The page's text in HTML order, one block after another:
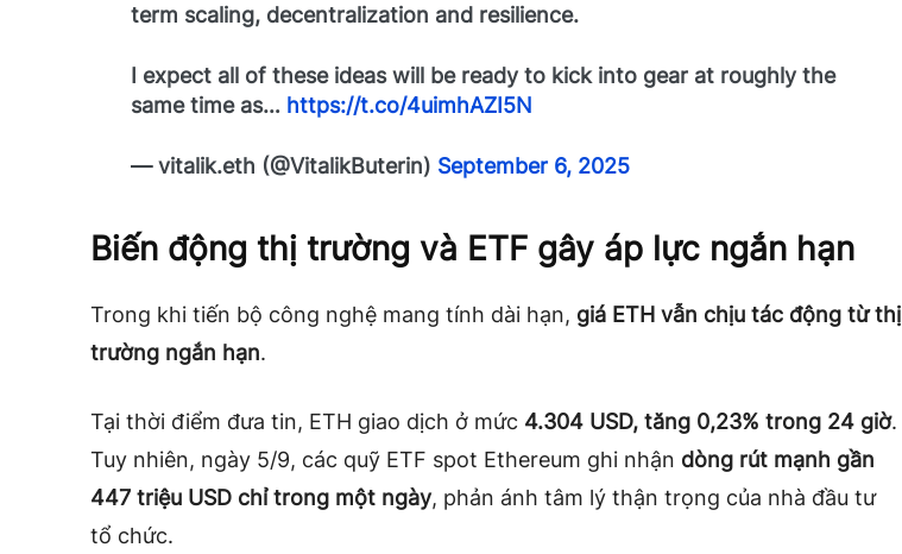
term scaling, decentralization and resilience.
I expect all of these ideas will be ready to kick into gear at roughly the
same time as… https://t.co/4uimhAZI5N
— vitalik.eth (@VitalikButerin) September 6, 2025
Biến động thị trường và ETF gây áp lực ngắn hạn
Trong khi tiến bộ công nghệ mang tính dài hạn, giá ETH vẫn chịu tác động từ thị
trường ngắn hạn.
Tại thời điểm đưa tin, ETH giao dịch ở mức 4.304 USD, tăng 0,23% trong 24 giờ.
Tuy nhiên, ngày 5/9, các quỹ ETF spot Ethereum ghi nhận dòng rút mạnh gần
447 triệu USD chỉ trong một ngày, phản ánh tâm lý thận trọng của nhà đầu tư
tổ chức.